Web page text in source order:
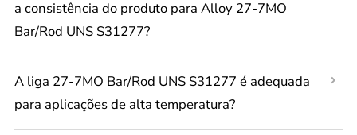
a consistência do produto para Alloy 27-7MO
Bar/Rod UNS S31277?
A liga 27-7MO Bar/Rod UNS S31277 é adequada
para aplicações de alta temperatura?